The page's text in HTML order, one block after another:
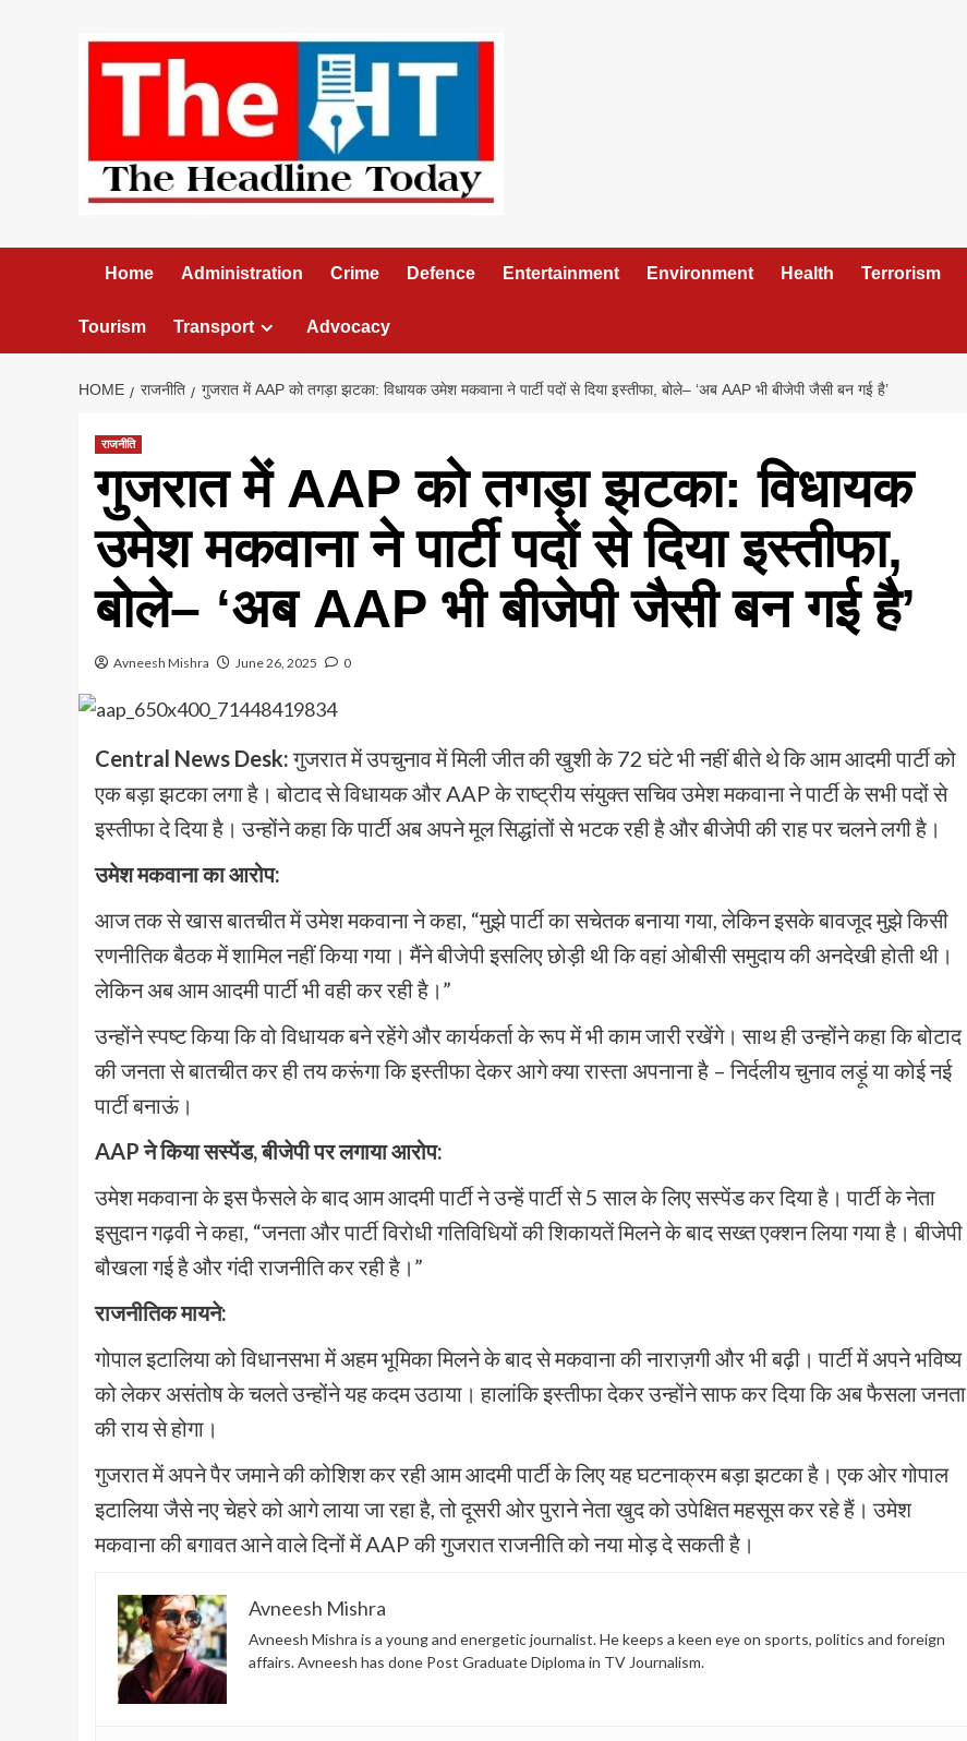
Home Administration Crime Defence Entertainment Environment Health Terrorism
Tourism Transport Advocacy
HOME राजनीति गुजरात में AAP को तगड़ा झटका: विधायक उमेश मकवाना ने पार्टी पदों से दिया इस्तीफा, बोले– ‘अब AAP भी बीजेपी जैसी बन गई है’
राजनीति
गुजरात में AAP को तगड़ा झटका: विधायक
उमेश मकवाना ने पार्टी पदों से दिया इस्तीफा,
बोले– ‘अब AAP भी बीजेपी जैसी बन गई है’
Avneesh Mishra June 26, 2025 0
Central News Desk:गुजरात में उपचुनाव में मिली जीत की खुशी के 72 घंटे भी नहीं बीते थे कि आम आदमी पार्टी को
एक बड़ा झटका लगा है। बोटाद से विधायक और AAP के राष्ट्रीय संयुक्त सचिव उमेश मकवाना ने पार्टी के सभी पदों से
इस्तीफा दे दिया है। उन्होंने कहा कि पार्टी अब अपने मूल सिद्धांतों से भटक रही है और बीजेपी की राह पर चलने लगी है।
उमेश मकवाना का आरोप:
आज तक से खास बातचीत में उमेश मकवाना ने कहा, “मुझे पार्टी का सचेतक बनाया गया, लेकिन इसके बावजूद मुझे किसी
रणनीतिक बैठक में शामिल नहीं किया गया। मैंने बीजेपी इसलिए छोड़ी थी कि वहां ओबीसी समुदाय की अनदेखी होती थी।
लेकिन अब आम आदमी पार्टी भी वही कर रही है।”
उन्होंने स्पष्ट किया कि वो विधायक बने रहेंगे और कार्यकर्ता के रूप में भी काम जारी रखेंगे। साथ ही उन्होंने कहा कि बोटाद
की जनता से बातचीत कर ही तय करूंगा कि इस्तीफा देकर आगे क्या रास्ता अपनाना है – निर्दलीय चुनाव लड़ूं या कोई नई
पार्टी बनाऊं।
AAP ने किया सस्पेंड, बीजेपी पर लगाया आरोप:
उमेश मकवाना के इस फैसले के बाद आम आदमी पार्टी ने उन्हें पार्टी से 5 साल के लिए सस्पेंड कर दिया है। पार्टी के नेता
इसुदान गढ़वी ने कहा, “जनता और पार्टी विरोधी गतिविधियों की शिकायतें मिलने के बाद सख्त एक्शन लिया गया है। बीजेपी
बौखला गई है और गंदी राजनीति कर रही है।”
राजनीतिक मायने:
गोपाल इटालिया को विधानसभा में अहम भूमिका मिलने के बाद से मकवाना की नाराज़गी और भी बढ़ी। पार्टी में अपने भविष्य
को लेकर असंतोष के चलते उन्होंने यह कदम उठाया। हालांकि इस्तीफा देकर उन्होंने साफ कर दिया कि अब फैसला जनता
की राय से होगा।
गुजरात में अपने पैर जमाने की कोशिश कर रही आम आदमी पार्टी के लिए यह घटनाक्रम बड़ा झटका है। एक ओर गोपाल
इटालिया जैसे नए चेहरे को आगे लाया जा रहा है, तो दूसरी ओर पुराने नेता खुद को उपेक्षित महसूस कर रहे हैं। उमेश
मकवाना की बगावत आने वाले दिनों में AAP की गुजरात राजनीति को नया मोड़ दे सकती है।
Avneesh Mishra
Avneesh Mishra is a young and energetic journalist. He keeps a keen eye on sports, politics and foreign
affairs. Avneesh has done Post Graduate Diploma in TV Journalism.